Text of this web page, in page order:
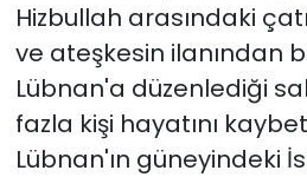
Hizbullah arasındaki
ve ateşkesin ilanından
Lübnan'a düzenlediği
fazla kişi hayatını
Lübnan'ın güneyindeki